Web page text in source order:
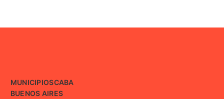
MUNICIPIOSCABA
BUENOS AIRES